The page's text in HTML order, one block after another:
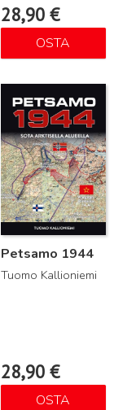
28,90 €
OSTA
Petsamo 1944
Tuomo Kallioniemi
28,90 €
OSTA